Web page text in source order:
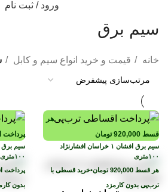
ورود / ثبت نام
سیم برق
خانه قیمت و خرید انواع سیم و کابل
هر
قسط 920,000 تومان
هر قسط 920,000 تومان•خرید قسطی با
ترب‌پی بدون کارمزد
پرداخت
بدون